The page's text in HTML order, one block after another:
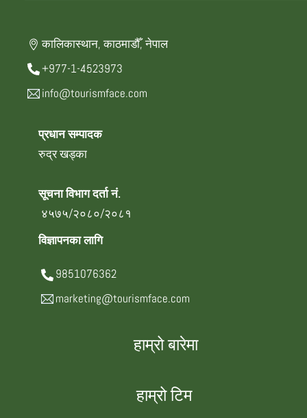
कालिकास्थान, काठमाडौँ, नेपाल
+977-1-4523973
info@tourismface.com
प्रधान सम्पादक
रुद्र खड्का
सूचना विभाग दर्ता नं.
४५७५/२०८०/२०८१
विज्ञापनका लागि
9851076362
marketing@tourismface.com
हाम्रो बारेमा
हाम्रो टिम